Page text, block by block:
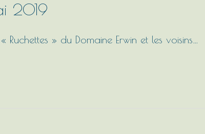
2019
» du Domaine Erwin et les voisins…